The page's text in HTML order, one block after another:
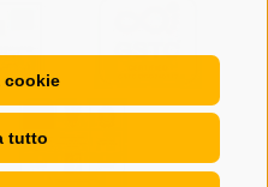
cookie
tutto